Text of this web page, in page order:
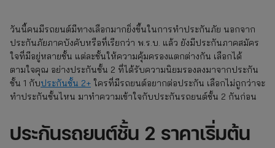
วันนี้คนมีรถยนต์มีทางเลือกมากยิ่งขึ้นในการทำประกันภัย นอกจาก
ประกันภัยภาคบังคับหรือที่เรียกว่า พ.ร.บ. แล้ว ยังมีประกันภาคสมัคร
ใจที่มีอยู่หลายชั้น แต่ละชั้นให้ความคุ้มครองแตกต่างกัน เลือกได้
ตามใจคุณ อย่างประกันชั้น 2 ที่ได้รับความนิยมรองลงมาจากประกัน
ชั้น 1 กับประกันชั้น 2+ ใครที่มีรถยนต์อยากต่อประกัน เลือกไม่ถูกว่าจะ
ทำประกันชั้นไหน มาทำความเข้าใจกับประกันรถยนต์ชั้น 2 กันก่อน
ประกันรถยนต์ชั้น 2 ราคาเริ่มต้น